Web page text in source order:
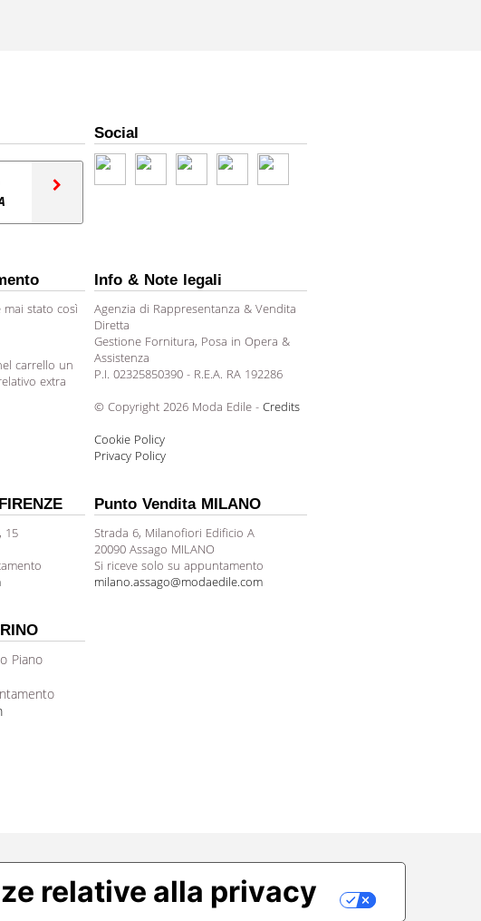
Social
stato così
carrello un
extra
Info & Note legali
Agenzia di Rappresentanza & Vendita
Diretta
Gestione Fornitura, Posa in Opera &
Assistenza
P.I. 02325850390 - R.E.A. RA 192286
© Copyright 2026 Moda Edile - Credits
Cookie Policy
Privacy Policy
15
Punto Vendita MILANO
Strada 6, Milanofiori Edificio A
20090 Assago MILANO
Si riceve solo su appuntamento
milano.assago@modaedile.com
Piano
relative alla privacy